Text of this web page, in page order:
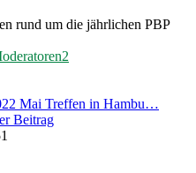
rund um die jährlichen PBP
Mai Treffen in Hambu…
Beitrag